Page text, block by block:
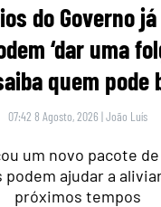
do Governo
‘dar uma
quem pode
07:42 8 Agosto, 2026 |João Luís
um novo pacote
podem ajudar a
próximos tempos